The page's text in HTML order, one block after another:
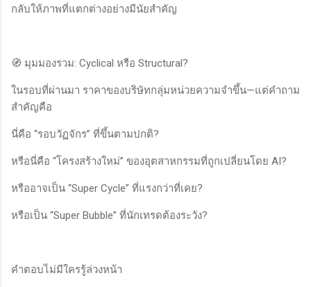
กลับให้ภาพที่แตกต่างอย่างมีนัยสำคัญ
🧭 มุมมองรวม: Cyclical หรือ Structural?
ในรอบที่ผ่านมา ราคาของบริษัทกลุ่มหน่วยความจำขึ้น—แต่คำถาม
สำคัญคือ
นี่คือ “รอบวัฏจักร” ที่ขึ้นตามปกติ?
หรือนี่คือ “โครงสร้างใหม่” ของอุตสาหกรรมที่ถูกเปลี่ยนโดย AI?
หรืออาจเป็น “Super Cycle” ที่แรงกว่าที่เคย?
หรือเป็น “Super Bubble” ที่นักเทรดต้องระวัง?
คำตอบไม่มีใครรู้ล่วงหน้า